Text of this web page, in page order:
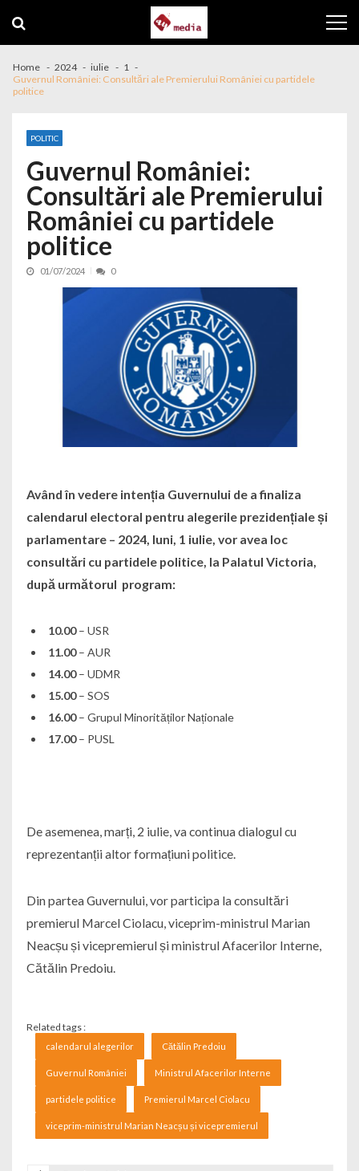
Home 2024 iulie
1
Guvernul României: Consultări ale Premierului României cu partidele
politice
POLITIC
Guvernul României:
Consultări ale Premierului
României cu partidele
politice
01/07/2024 0
Având în vedere intenția Guvernului de a finaliza
calendarul electoral pentru alegerile prezidențiale și
parlamentare – 2024, luni, 1 iulie, vor avea loc
consultări cu partidele politice, la Palatul Victoria,
după următorul program:
10.00– USR
11.00– AUR
14.00– UDMR
15.00– SOS
16.00– Grupul Minorităților Naționale
17.00– PUSL
De asemenea, marți, 2 iulie, va continua dialogul cu
reprezentanții altor formațiuni politice.
Din partea Guvernului, vor participa la consultări
premierul Marcel Ciolacu, viceprim-ministrul Marian
Neacșu și vicepremierul și ministrul Afacerilor Interne,
Cătălin Predoiu.
Related tags :
calendarul alegerilor Cătălin Predoiu
Guvernul României Ministrul Afacerilor Interne
partidele politice Premierul Marcel Ciolacu
viceprim-ministrul Marian Neacșu și vicepremierul